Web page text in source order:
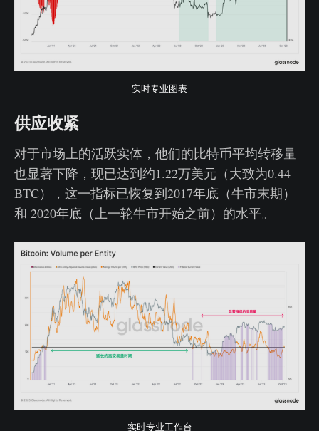
实时专业图表
供应收紧
对于市场上的活跃实体，他们的比特币平均转移量
也显著下降，现已达到约1.22万美元（大致为0.44
BTC），这一指标已恢复到2017年底（牛市末期）
和 2020年底（上一轮牛市开始之前）的水平。
实时专业工作台